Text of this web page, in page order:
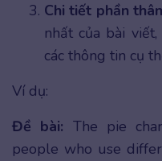
Chi tiết phần
nhất của bài
các thông tin cụ
Ví dụ:
Đề bài: The pie
people who use